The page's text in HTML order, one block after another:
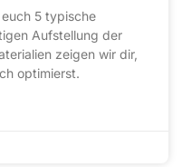
5 typische
Aufstellung der
zeigen wir dir,
optimierst.